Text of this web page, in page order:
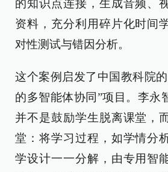
的知识点连接，生成音频、
资料，充分利用碎片化时间
对性测试与错因分析。
这个案例启发了中国教科院
的多智能体协同”项目。李永
并不是鼓励学生脱离课堂，
堂：将学习过程，如学情分
学设计一一分解，由专用智